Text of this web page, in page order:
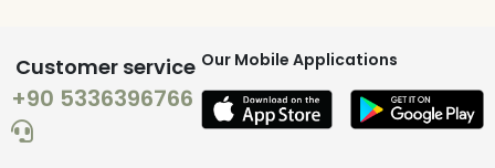
Customer service
+90 5336396766
Our Mobile Applications